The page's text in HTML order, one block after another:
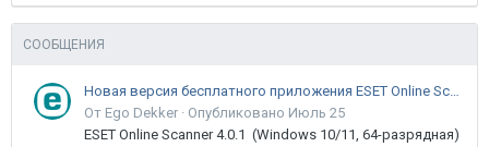
СООБЩЕНИЯ
Новая версия бесплатного приложения ESET Online Scanner доступна пользователям
От Ego Dekker · Опубликовано Июль 25
ESET Online Scanner 4.0.1 (Windows 10/11, 64-разрядная)